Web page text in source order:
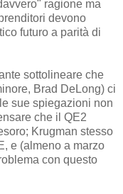
ragione ma
devono
futuro a parità di
sottolineare che
Brad DeLong) ci
sue spiegazioni non
che il QE2
Krugman stesso
e (almeno a marzo
con questo